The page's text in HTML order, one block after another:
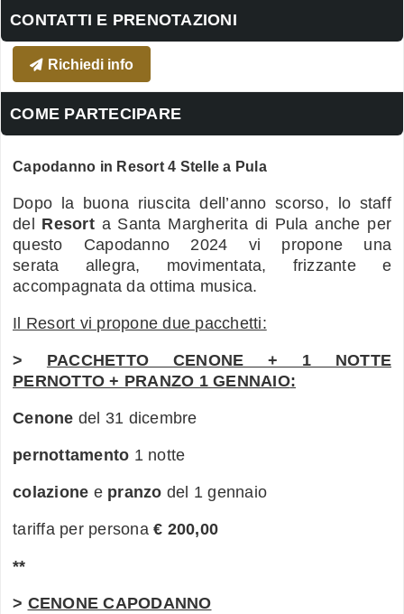
CONTATTI E PRENOTAZIONI
Richiedi info
COME PARTECIPARE
Capodanno in Resort 4 Stelle a Pula
Dopo la buona riuscita dell’anno scorso, lo staff
del Resorta Santa Margherita di Pula anche per
questo Capodanno 2024 vi propone una
serata allegra, movimentata, frizzante e
accompagnata da ottima musica.
Il Resort vi propone due pacchetti:
> PACCHETTO CENONE + 1 NOTTE
PERNOTTO + PRANZO 1 GENNAIO:
Cenone del 31 dicembre
pernottamento 1 notte
colazione e pranzo del 1 gennaio
tariffa per persona € 200,00
**
> CENONE CAPODANNO